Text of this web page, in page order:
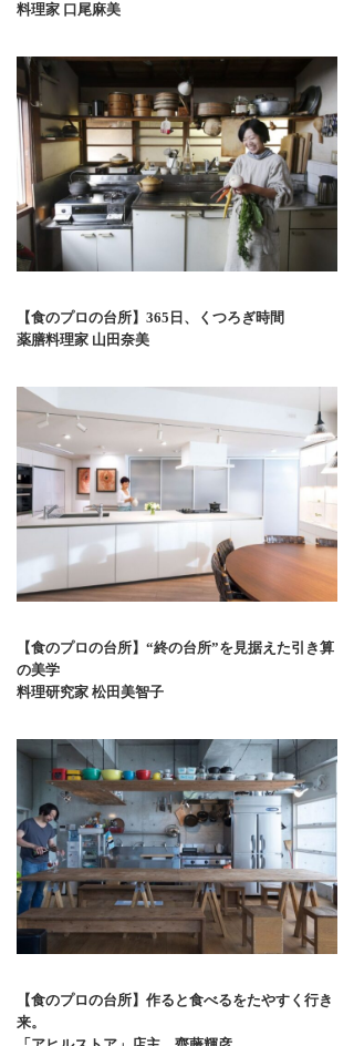
料理家 口尾麻美
【食のプロの台所】365日、くつろぎ時間
薬膳料理家 山田奈美
【食のプロの台所】“終の台所”を見据えた引き算
の美学
料理研究家 松田美智子
【食のプロの台所】作ると食べるをたやすく行き
来。